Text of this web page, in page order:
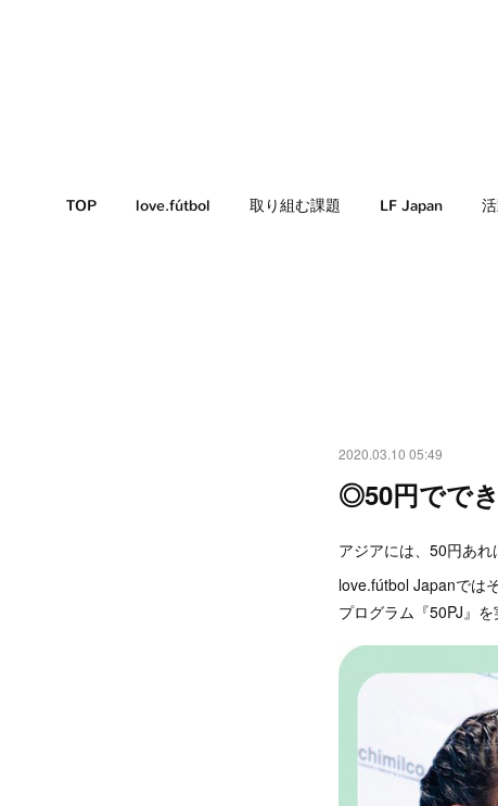
TOP love.fútbol 取り組む課題 LF Japan
2020.03.10 05:49
◎50円でで
アジアには、50円あれ
love.fútbol Japanでは
プログラム『50PJ』を